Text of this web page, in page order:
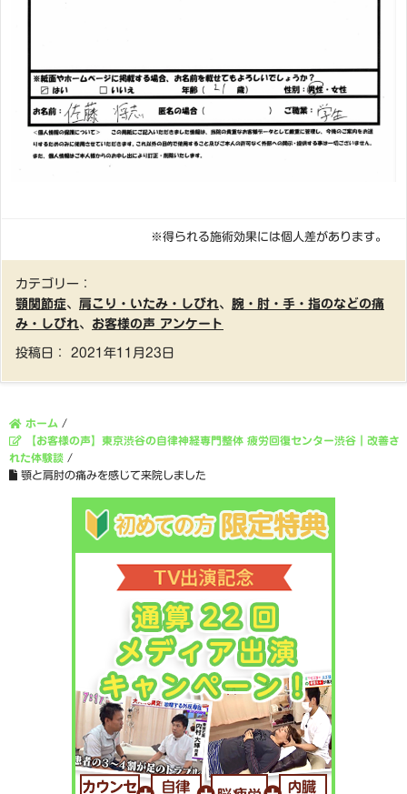
※得られる施術効果には個人差があります。
カテゴリー：
顎関節症、 肩こり・いたみ・しびれ 、 腕・肘・手・指のなどの痛
み・しびれ 、 お客様の声 アンケート
投稿日： 2021年11月23日
ホーム /
【お客様の声】東京渋谷の自律神経専門整体 疲労回復センター渋谷｜改善さ
れた体験談 /
顎と肩肘の痛みを感じて来院しました